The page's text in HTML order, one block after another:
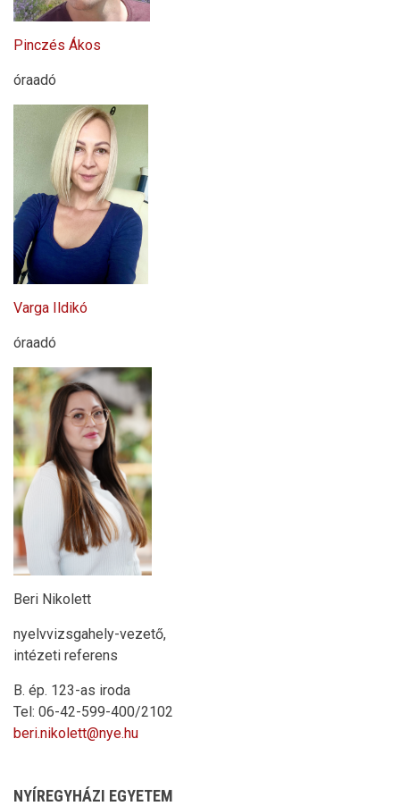
Pinczés Ákos
óraadó
Varga Ildikó
óraadó
Beri Nikolett
nyelvvizsgahely-vezető,
intézeti referens
B. ép. 123-as iroda
Tel: 06-42-599-400/2102
beri.nikolett@nye.hu
NYÍREGYHÁZI EGYETEM